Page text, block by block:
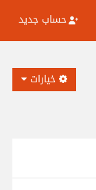
حساب جديد
خيارات